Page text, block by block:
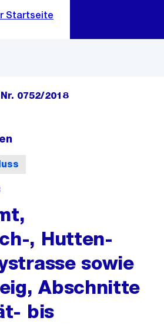
ein
0752/2018
, Hutten-
sowie
Abschnitte
bis